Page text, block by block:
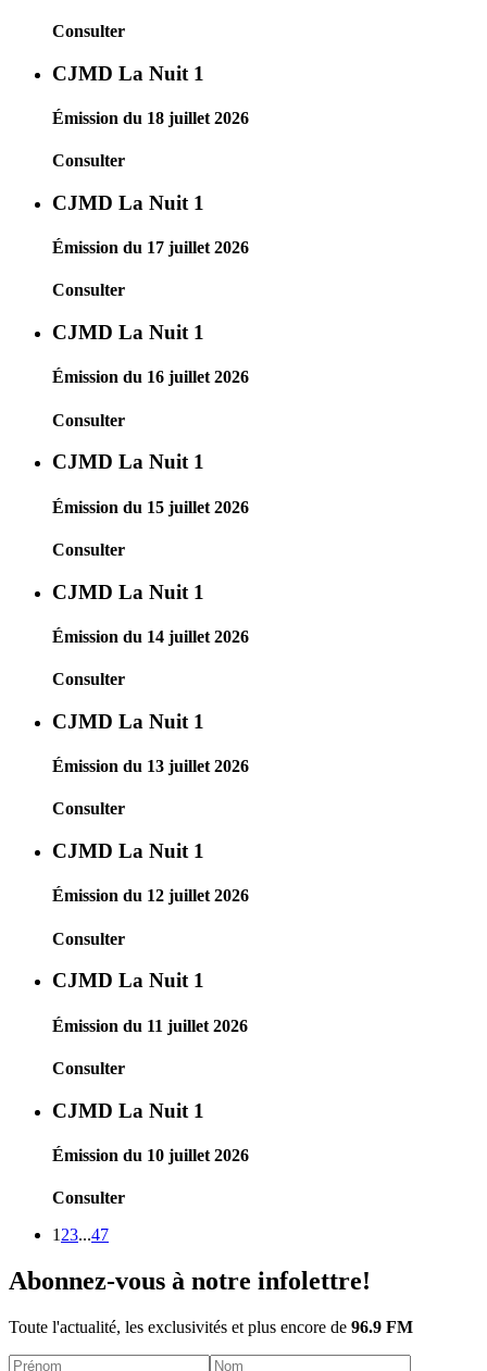
Consulter
CJMD La Nuit 1
Émission du 18 juillet 2026
Consulter
CJMD La Nuit 1
Émission du 17 juillet 2026
Consulter
CJMD La Nuit 1
Émission du 16 juillet 2026
Consulter
CJMD La Nuit 1
Émission du 15 juillet 2026
Consulter
CJMD La Nuit 1
Émission du 14 juillet 2026
Consulter
CJMD La Nuit 1
Émission du 13 juillet 2026
Consulter
CJMD La Nuit 1
Émission du 12 juillet 2026
Consulter
CJMD La Nuit 1
Émission du 11 juillet 2026
Consulter
CJMD La Nuit 1
Émission du 10 juillet 2026
Consulter
1 23...47
Abonnez-vous à notre infolettre!
Toute l'actualité, les exclusivités et plus encore de 96.9 FM